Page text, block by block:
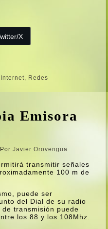
X
Internet, Redes
Emisora
Por Javier Orovengua
transmitir señales
100 m de
puede ser
del Dial de su radio
transmisión puede
los 88 y los 108Mhz.